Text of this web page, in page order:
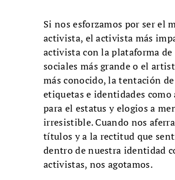
Si nos esforzamos por ser el
activista, el activista más
activista con la plataforma de
sociales más grande o el
más conocido, la tentación de
etiquetas e identidades como
para el estatus y elogios a
irresistible. Cuando nos
títulos y a la rectitud que
dentro de nuestra identidad
activistas, nos agotamos.